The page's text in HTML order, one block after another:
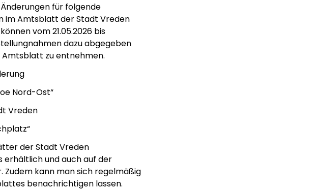
für folgende
im Amtsblatt der Stadt Vreden
vom 21.05.2026 bis
dazu abgegeben
zu entnehmen.
Nord-Ost“
Vreden
der Stadt Vreden
erhältlich und auch auf der
kann man sich regelmäßig
benachrichtigen lassen.